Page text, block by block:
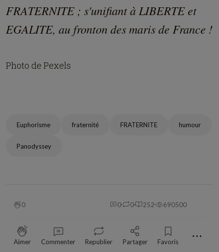
FRATERNITE ; s'unifiant à LIBERTE et
EGALITE, au fronton des maris de France !
Photo de Pexels
Euphorisme fraternité FRATERNITE humour
Panodyssey
0 0 0 252 690500
Aimer Commenter Republier Partager Favoris ⋯